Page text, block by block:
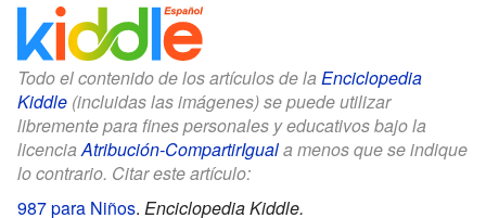
Todo el contenido de los artículos de la Enciclopedia
Kiddle (incluidas las imágenes) se puede utilizar
libremente para fines personales y educativos bajo la
licenciaAtribución-CompartirIguala menos que se indique
lo contrario. Citar este artículo:
987 para Niños. Enciclopedia Kiddle.